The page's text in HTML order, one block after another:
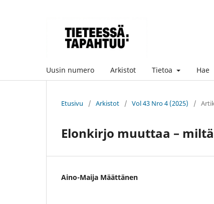
Uusin numero Arkistot Tietoa Hae
Etusivu / Arkistot / Vol 43 Nro 4 (2025) /
Elonkirjo muuttaa –
Aino-Maija Määttänen